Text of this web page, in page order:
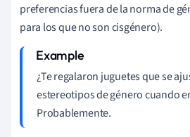
preferencias fuera de la norma de
para los que no son cisgénero).
¿Te regalaron juguetes que se
estereotipos de género cuando
Probablemente.